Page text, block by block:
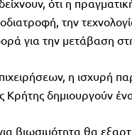
ότι η
την
για την μετάβαση
η ισχυρή
Κρήτης δημιουργούν
βιωσιμότητα θα